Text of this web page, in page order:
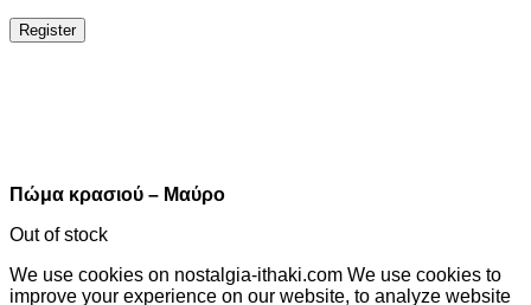
Register
Πώμα κρασιού – Μαύρο
Out of stock
We use cookies on nostalgia-ithaki.com We use cookies to
improve your experience on our website, to analyze website